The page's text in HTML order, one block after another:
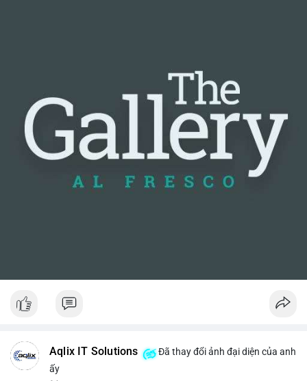
Aqlix IT Solutions
Đã thay đổi ảnh đại diện của anh
ấy